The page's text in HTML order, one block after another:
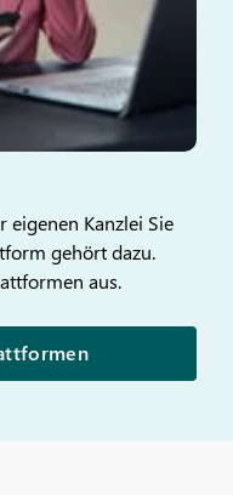
eigenen Kanzlei Sie
gehört dazu.
aus.